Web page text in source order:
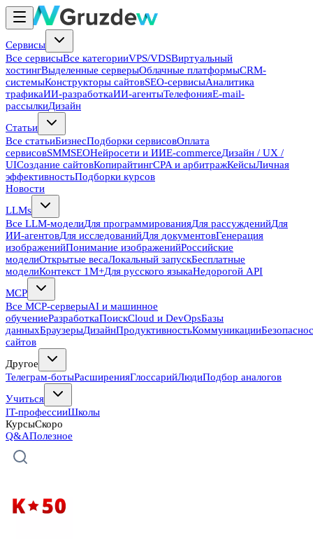
Сервисы
Все сервисыВсе категорииVPS/VDSВиртуальный
хостингВыделенные серверыОблачные платформыCRM-
системыКонструкторы сайтовSEO-сервисыАналитика
трафикаИИ-разработкаИИ-агентыТелефонияE-mail-
рассылкиДизайн
Статьи
Все статьиБизнесПодборки сервисовОплата
сервисовSMMSEOНейросети и ИИE-commerceДизайн / UX /
UIСоздание сайтовКопирайтингCPA и арбитражКейсыЛичная
эффективностьПодборки курсов
Новости
LLMs
Все LLM-моделиДля программированияДля рассужденийДля
ИИ-агентовДля исследованийДля документовГенерация
изображенийПонимание изображенийРоссийские
моделиОткрытые весаЛокальный запускБесплатные
моделиКонтекст 1M+Для русского языкаНедорогой API
MCP
Все MCP-серверыAI и машинное
обучениеРазработкаПоискCloud и DevOpsБазы
данныхБраузерыДизайнПродуктивностьКоммуникации
сайтов
Другое
Телеграм-ботыРасширенияГлоссарийЛюдиПодбор аналогов
Учиться
IT-профессииШколы
КурсыСкоро
Q&AПолезное